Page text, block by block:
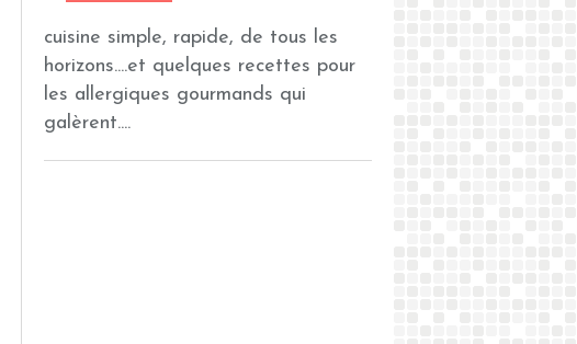
cuisine simple, rapide, de tous les
horizons....et quelques recettes pour
les allergiques gourmands qui
galèrent....